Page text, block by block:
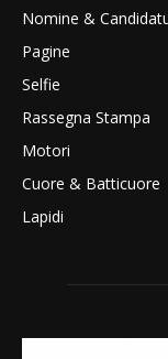
Nomine &
Pagine
Selfie
Rassegna Stampa
Motori
Cuore & Batticuore
Lapidi